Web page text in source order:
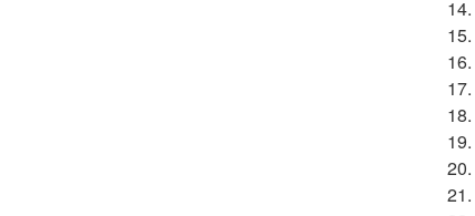
14.
15.
16.
17.
18.
19.
20.
21.